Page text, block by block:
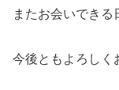
またお会いできる
今後ともよろしく